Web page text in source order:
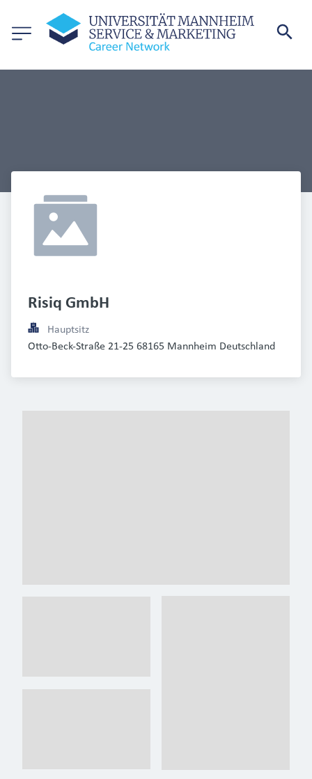
Risiq GmbH
Hauptsitz
Otto-Beck-Straße 21-25 68165 Mannheim Deutschland